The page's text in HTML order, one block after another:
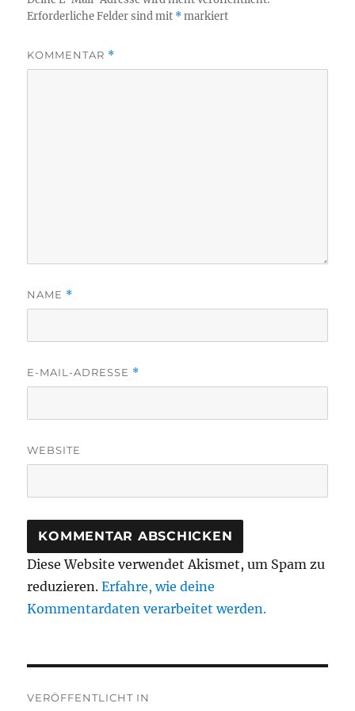
Erforderliche Felder sind mit *markiert
KOMMENTAR *
NAME *
E-MAIL-ADRESSE *
WEBSITE
Diese Website verwendet Akismet, um Spam zu
reduzieren.Erfahre, wie deine
Kommentardaten verarbeitet werden.
VERÖFFENTLICHT IN